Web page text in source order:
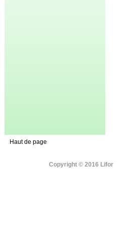
Haut de page
Copyright © 2016 Lifor